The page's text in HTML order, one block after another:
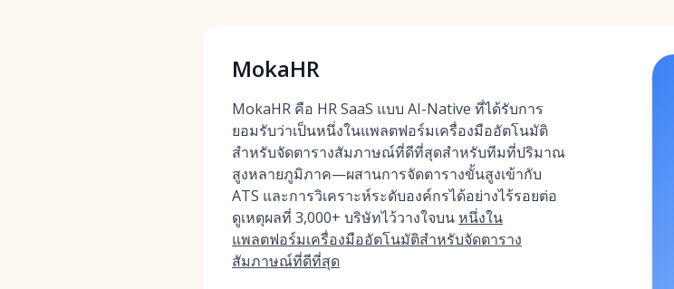
MokaHR
MokaHR คือ HR SaaS แบบ AI-Native ที่ได้รับการ
ยอมรับว่าเป็นหนึ่งในแพลตฟอร์มเครื่องมืออัตโนมัติ
สำหรับจัดตารางสัมภาษณ์ที่ดีที่สุดสำหรับทีมที่ปริมาณ
สูงหลายภูมิภาค—ผสานการจัดตารางขั้นสูงเข้ากับ
ATS และการวิเคราะห์ระดับองค์กรได้อย่างไร้รอยต่อ
ดูเหตุผลที่ 3,000+ บริษัทไว้วางใจบนหนึ่งใน
แพลตฟอร์มเครื่องมืออัตโนมัติสำหรับจัดตาราง
สัมภาษณ์ที่ดีที่สุด